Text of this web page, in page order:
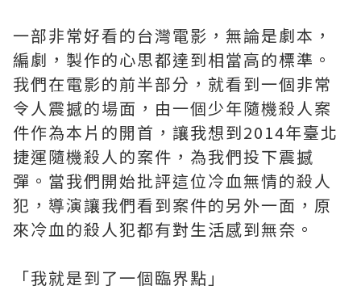
一部非常好看的台灣電影，無論是劇本，
編劇，製作的心思都達到相當高的標準。
我們在電影的前半部分，就看到一個非常
令人震撼的場面，由一個少年隨機殺人案
件作為本片的開首，讓我想到2014年臺北
捷運隨機殺人的案件，為我們投下震撼
彈。當我們開始批評這位冷血無情的殺人
犯，導演讓我們看到案件的另外一面，原
來冷血的殺人犯都有對生活感到無奈。
「我就是到了一個臨界點」